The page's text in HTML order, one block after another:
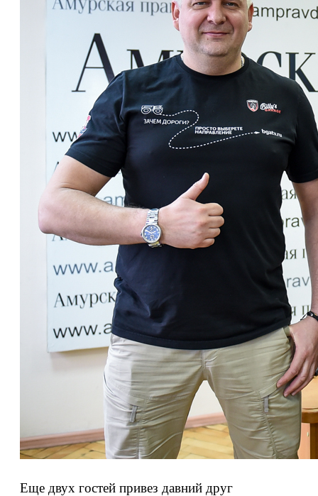
Еще двух гостей привез давний друг